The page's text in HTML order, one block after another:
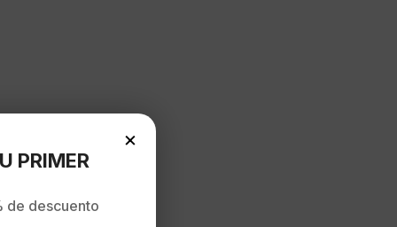
×
PRIMER
de descuento